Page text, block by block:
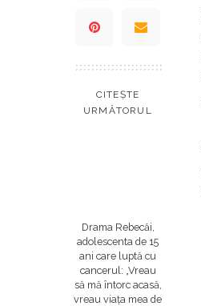
CITEȘTE
URMĂTORUL
Drama Rebecăi,
adolescenta de 15
ani care luptă cu
cancerul: „Vreau
să mă întorc acasă,
vreau viața mea de